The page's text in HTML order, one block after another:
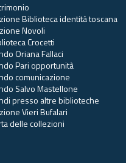
Biblioteca identità toscana
Novoli
Crocetti
Oriana Fallaci
Pari opportunità
comunicazione
Salvo Mastellone
presso altre biblioteche
Vieri Bufalari
delle collezioni